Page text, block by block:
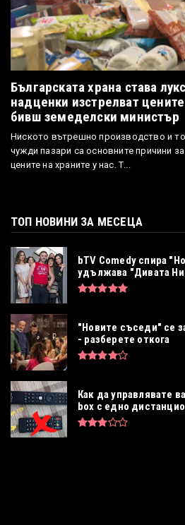
Българската храна става
надценки изстрелват
бивш земеделски министър
Ниското вътрешно производство и
чужди пазари са основните причини
цените на храните у нас. Т...
ТОП НОВИНИ ЗА МЕСЕЦА
bTV Comedy спира
удължава "Дивата
"Новите съседи" се
- разберете откога
Как да управлявате
box с едно